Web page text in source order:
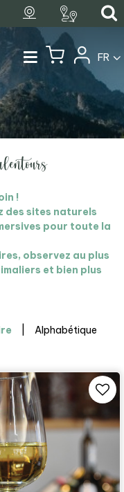
FR
!
sites naturels
pour toute la
observez au plus
et bien plus
Alphabétique